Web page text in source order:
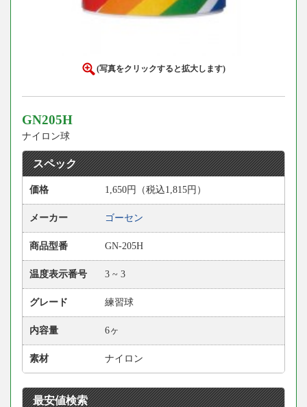
(写真をクリックすると拡大します)
GN205H
ナイロン球
スペック
価格 1,650円（税込1,815円）
メーカー ゴーセン
商品型番 GN-205H
温度表示番号 3 ~ 3
グレード 練習球
内容量 6ヶ
素材 ナイロン
最安値検索